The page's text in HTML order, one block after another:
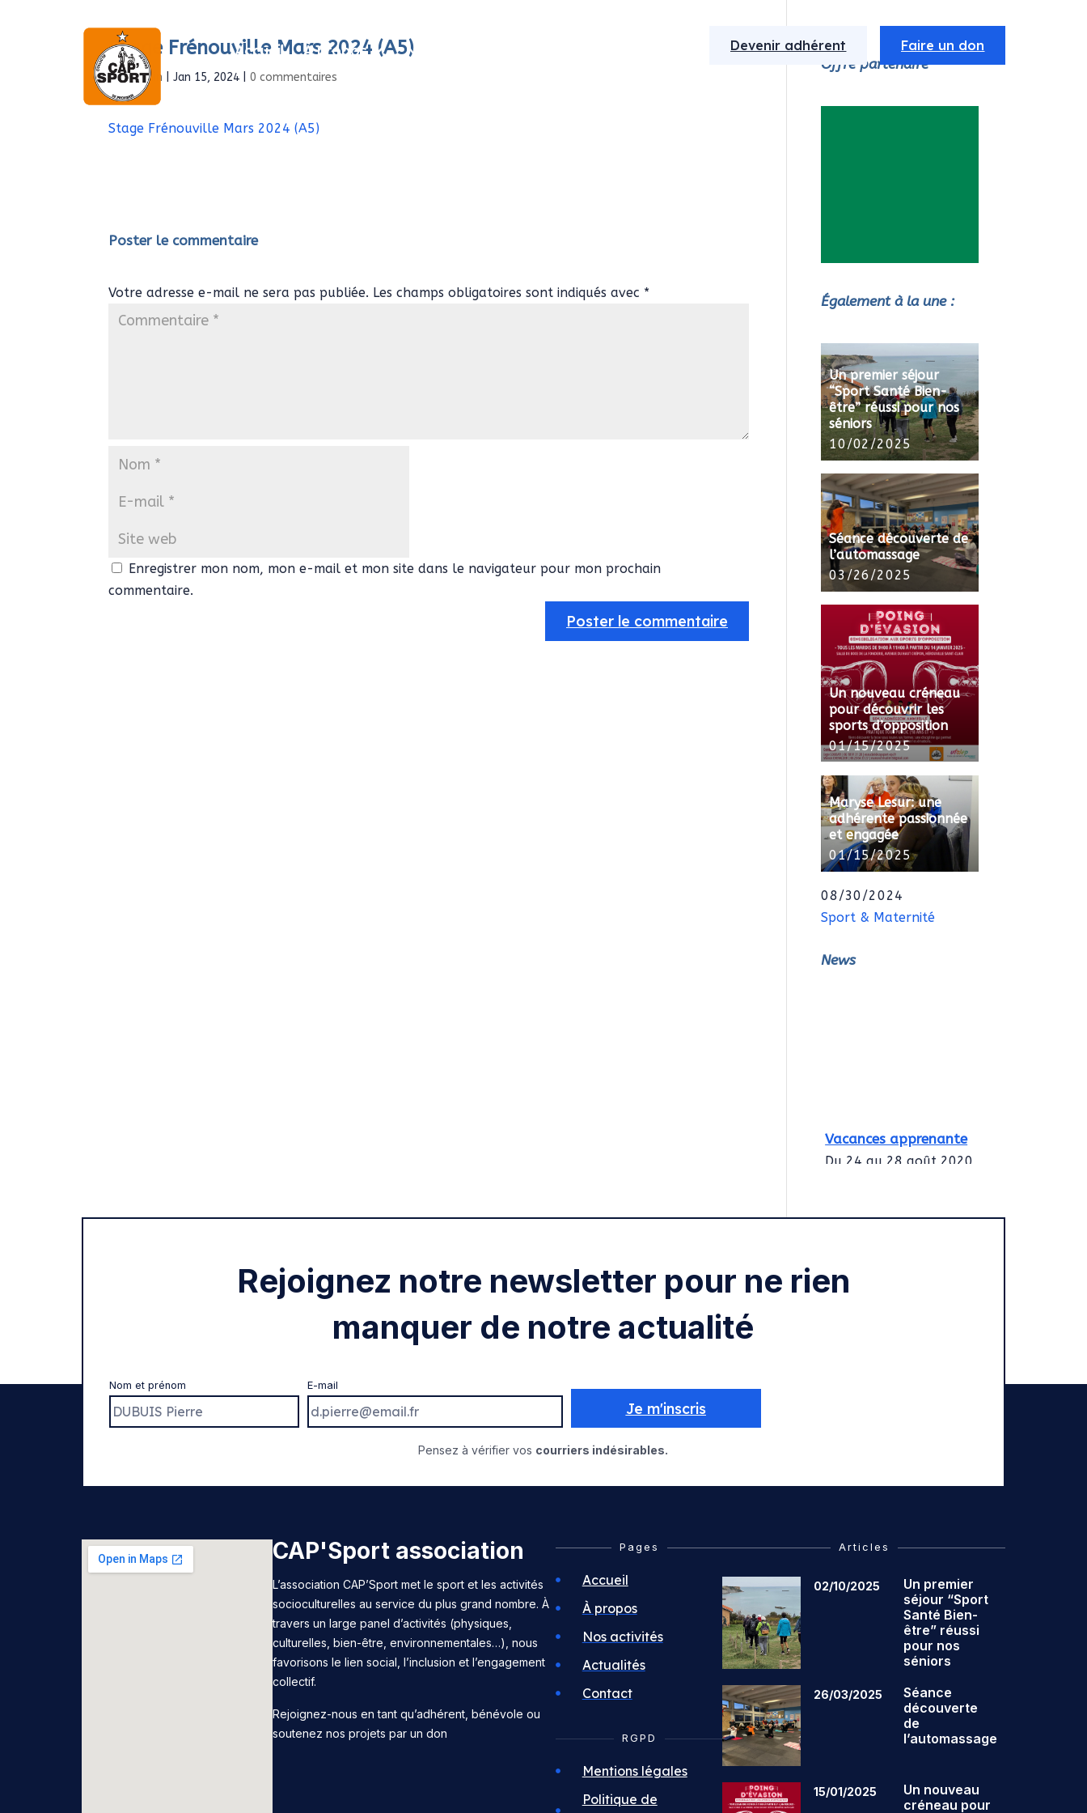
Accueil À propos Nos activités Devenir adhérent Faire un don
Stage Frénouville Mars 2024 (A5)
parAdmin |Jan 15, 2024 |0 commentaires
Stage Frénouville Mars 2024 (A5)
Poster le commentaire
Votre adresse e-mail ne sera pas publiée. Les champs obligatoires sont indiqués avec *
Enregistrer mon nom, mon e-mail et mon site dans le navigateur pour mon prochain
commentaire.
Offre partenaire
Également à la une :
Un premier séjour
“Sport Santé Bien-
être” réussi pour nos
séniors
10/02/2025
Séance découverte de
l’automassage
03/26/2025
Un nouveau créneau
pour découvrir les
sports d’opposition
01/15/2025
Maryse Lesur: une
adhérente passionnée
et engagée
01/15/2025
08/30/2024
Sport & Maternité
News
Vacances apprenante
Du 24 au 28 août 2020
services civiques
Rejoignez notre newsletter pour ne rien
manquer de notre actualité
Nom et prénom E-mail
Je m'inscris
Pensez à vérifier vos courriers indésirables.
CAP'Sport association
L’association CAP’Sport met le sport et les activités
socioculturelles au service du plus grand nombre. À
travers un large panel d’activités (physiques,
culturelles, bien-être, environnementales…), nous
favorisons le lien social, l’inclusion et l’engagement
collectif.
Rejoignez-nous en tant qu’adhérent, bénévole ou
soutenez nos projets par un don
Pages
Accueil
À propos
Nos activités
Actualités
Contact
RGPD
Mentions légales
Politique de
Articles
02/10/2025
Un premier
séjour “Sport
Santé Bien-
être” réussi
pour nos
séniors
26/03/2025
Séance
découverte
de
l’automassage
15/01/2025
Un nouveau
créneau pour